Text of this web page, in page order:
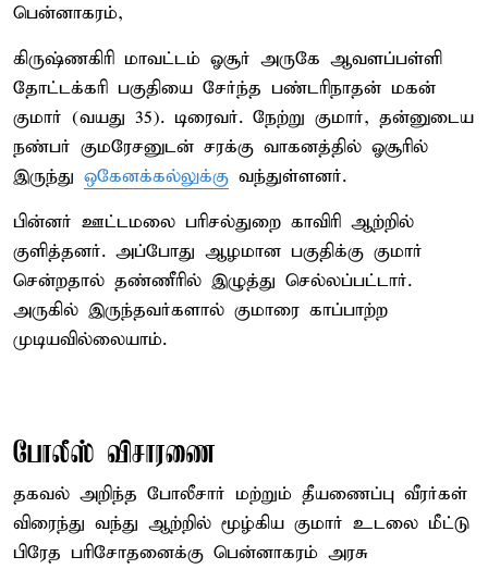
பென்னாகரம்,
கிருஷ்ணகிரி மாவட்டம் ஓசூர் அருகே ஆவளப்பள்ளி
தோட்டக்கரி பகுதியை சேர்ந்த பண்டரிநாதன் மகன்
குமார் (வயது 35). டிரைவர். நேற்று குமார், தன்னுடைய
நண்பர் குமரேசனுடன் சரக்கு வாகனத்தில் ஓசூரில்
இருந்து ஒகேனக்கல்லுக்கு வந்துள்ளனர்.
பின்னர் ஊட்டமலை பரிசல்துறை காவிரி ஆற்றில்
குளித்தனர். அப்போது ஆழமான பகுதிக்கு குமார்
சென்றதால் தண்ணீரில் இழுத்து செல்லப்பட்டார்.
அருகில் இருந்தவர்களால் குமாரை காப்பாற்ற
முடியவில்லையாம்.
போலீஸ் விசாரணை
தகவல் அறிந்த போலீசார் மற்றும் தீயணைப்பு வீரர்கள்
விரைந்து வந்து ஆற்றில் மூழ்கிய குமார் உடலை மீட்டு
பிரேத பரிசோதனைக்கு பென்னாகரம் அரசு